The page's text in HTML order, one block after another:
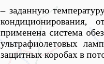
– заданную
кондиционирования,
применена система
ультрафиолетовых
защитных коробах в